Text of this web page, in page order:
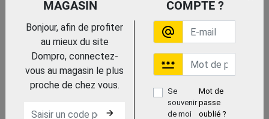
DOUCHE DE SECURITE ET LAVE OEIL
MAGASIN
COMPTE ?
Bonjour, afin de profiter
au mieux du site
Dompro, connectez-
vous au magasin le plus
proche de chez vous.
arrow_forward
alternate_email
password
Se
souvenir
de moi
Mot de
passe
oublié ?